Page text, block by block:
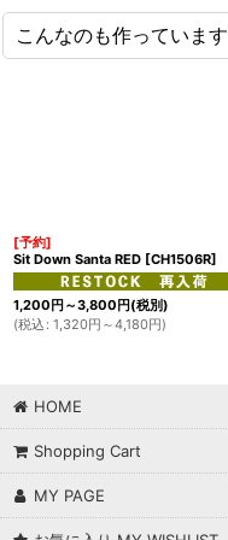
こんなのも作っています
[予約]
Sit Down Santa RED [CH1506R]
1,200 円 ～3,800 円 (税別)
(税込 : 1,320円 ～4,180円)
HOME
Shopping Cart
MY PAGE